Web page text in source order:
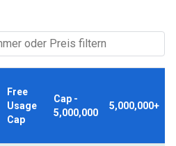
Free
Usage
Cap
Cap -
5,000,000
5,000,000+